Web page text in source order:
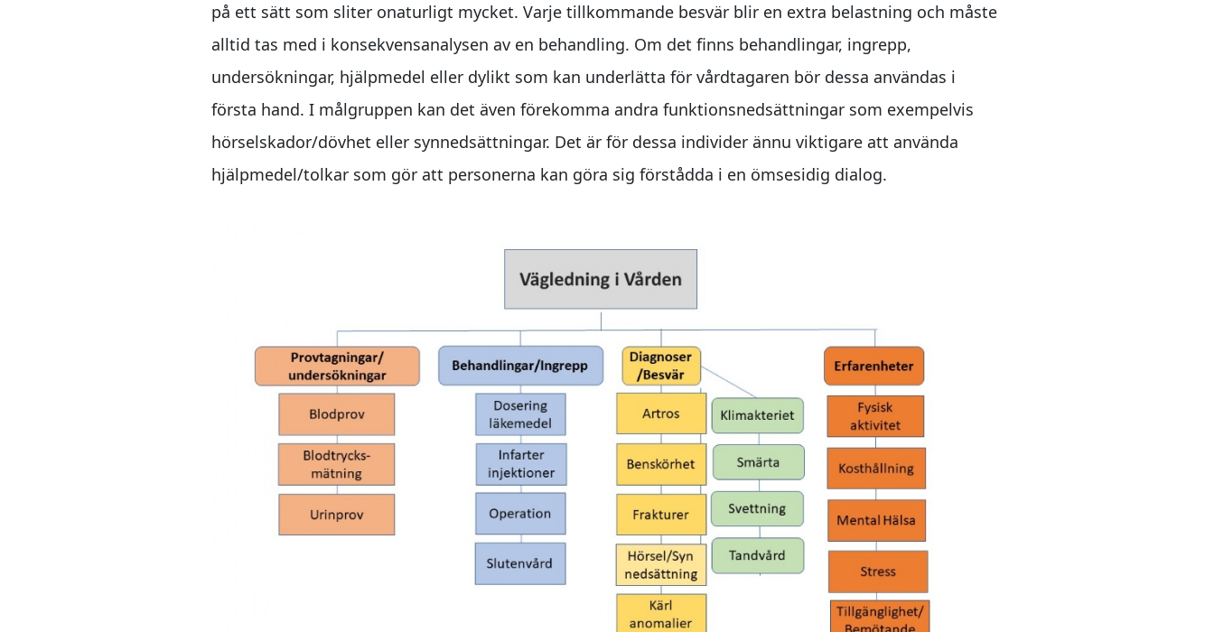
på ett sätt som sliter onaturligt mycket. Varje tillkommande besvär blir en extra belastning och måste
alltid tas med i konsekvensanalysen av en behandling. Om det finns behandlingar, ingrepp,
undersökningar, hjälpmedel eller dylikt som kan underlätta för vårdtagaren bör dessa användas i
första hand. I målgruppen kan det även förekomma andra funktionsnedsättningar som exempelvis
hörselskador/dövhet eller synnedsättningar. Det är för dessa individer ännu viktigare att använda
hjälpmedel/tolkar som gör att personerna kan göra sig förstådda i en ömsesidig dialog.